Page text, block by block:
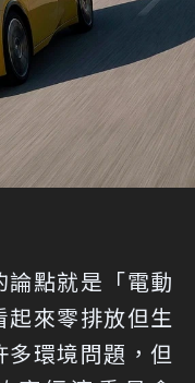
點就是「電動
來零排放但生
環境問題，但